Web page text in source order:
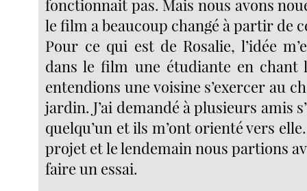
fonctionnait pas. Mais nous avons
le film a beaucoup changé à partir de
Pour ce qui est de Rosalie, l’idée
dans le film une étudiante en chant
entendions une voisine s’exercer au
jardin. J’ai demandé à plusieurs amis
quelqu’un et ils m’ont orienté vers
projet et le lendemain nous partions
faire un essai.